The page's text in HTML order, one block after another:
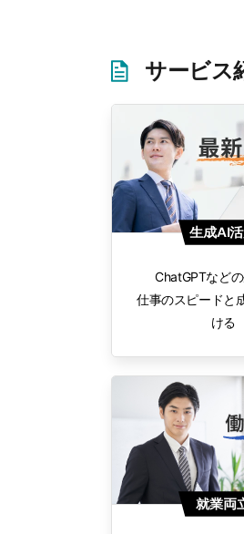
サービス
生成AI
ChatGPTなど
仕事のスピードと
ける
就業両